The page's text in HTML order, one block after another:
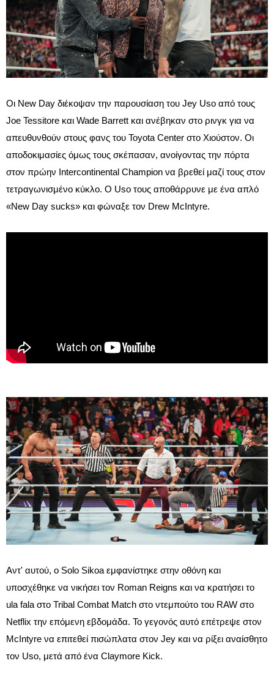
Οι New Day διέκοψαν την παρουσίαση του Jey Uso από τους
Joe Tessitore και Wade Barrett και ανέβηκαν στο ρινγκ για να
απευθυνθούν στους φανς του Toyota Center στο Χιούστον. Οι
αποδοκιμασίες όμως τους σκέπασαν, ανοίγοντας την πόρτα
στον πρώην Intercontinental Champion να βρεθεί μαζί τους στον
τετραγωνισμένο κύκλο. Ο Uso τους αποθάρρυνε με ένα απλό
«New Day sucks» και φώναξε τον Drew McIntyre.
Αντ' αυτού, ο Solo Sikoa εμφανίστηκε στην οθόνη και
υποσχέθηκε να νικήσει τον Roman Reigns και να κρατήσει το
ula fala στο Tribal Combat Match στο ντεμπούτο του RAW στο
Netflix την επόμενη εβδομάδα. Το γεγονός αυτό επέτρεψε στον
McIntyre να επιτεθεί πισώπλατα στον Jey και να ρίξει αναίσθητο
τον Uso, μετά από ένα Claymore Kick.